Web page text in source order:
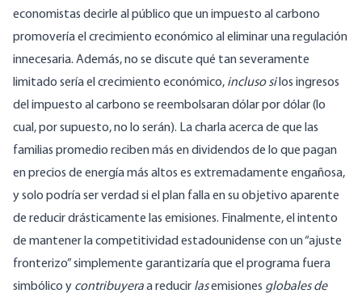
economistas decirle al público que un impuesto al carbono
promovería el crecimiento económico al eliminar una regulación
innecesaria. Además, no se discute qué tan severamente
limitado sería el crecimiento económico, incluso silos ingresos
del impuesto al carbono se reembolsaran dólar por dólar (lo
cual, por supuesto, no lo serán). La charla acerca de que las
familias promedio reciben más en dividendos de lo que pagan
en precios de energía más altos es extremadamente engañosa,
y solo podría ser verdad si el plan falla en su objetivo aparente
de reducir drásticamente las emisiones. Finalmente, el intento
de mantener la competitividad estadounidense con un “ajuste
fronterizo” simplemente garantizaría que el programa fuera
simbólico y contribuyeraa reducir lasemisiones globales de